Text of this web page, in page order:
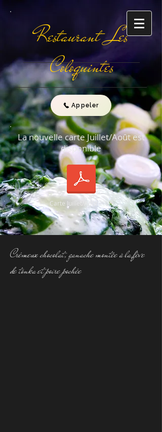
Restaurant Les
Coloquintes
Appeler
La nouvelle carte Juillet/Août est
disponible
Carte Juillet/Août 2026
Crémeux chocolat, ganache montée à la fève
de tonka et poire pochée